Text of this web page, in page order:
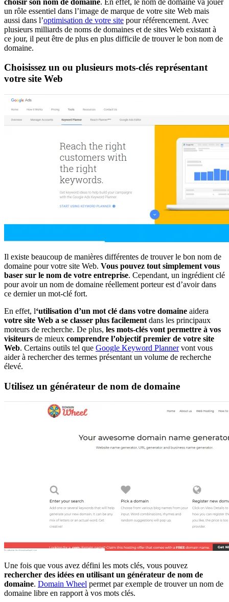
un rôle essentiel dans l’image de marque de votre site Web mais
aussi dans l’optimisation de votre site pour référencement. Avec
plusieurs milliards de noms de domaines et de sites Web existant à
ce jour, il peut être de plus en plus difficile de trouver le bon nom de
domaine.
Choisissez un ou plusieurs mots-clés représentant
votre site Web
Il existe beaucoup de manières différentes de trouver le bon nom de
domaine pour votre site Web. Vous pouvez tout simplement vous
baser sur le nom de votre entreprise. Cependant, un ingrédient clé
pour avoir un nom de domaine réellement porteur est d’avoir dans
ce dernier un mot-clé fort.
En effet, l‘utilisation d’un mot clé dans votre domaine aidera
votre site Web a se classer plus facilement dans les principaux
moteurs de recherche. De plus, les mots-clés vont permettre à vos
visiteurs de mieux comprendre l’objectif premier de votre site
Web. Certains outils tel que Google Keyword Plannervont vous
aider à rechercher des termes présentant un volume de recherche
élevé.
Utilisez un générateur de nom de domaine
Une fois que vous avez défini les mots clés, vous pouvez
rechercher des idées en utilisant un générateur de nom de
domaine. Domain Wheel permet par exemple de trouver un nom de
domaine libre en rapport à vos mots clés.